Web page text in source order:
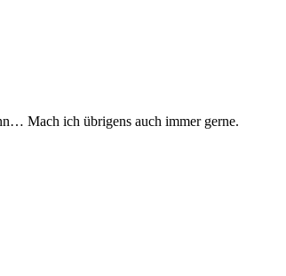
Mach ich übrigens auch immer gerne.